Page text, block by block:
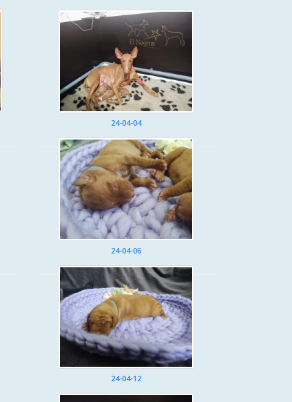
24-04-04
24-04-06
24-04-12